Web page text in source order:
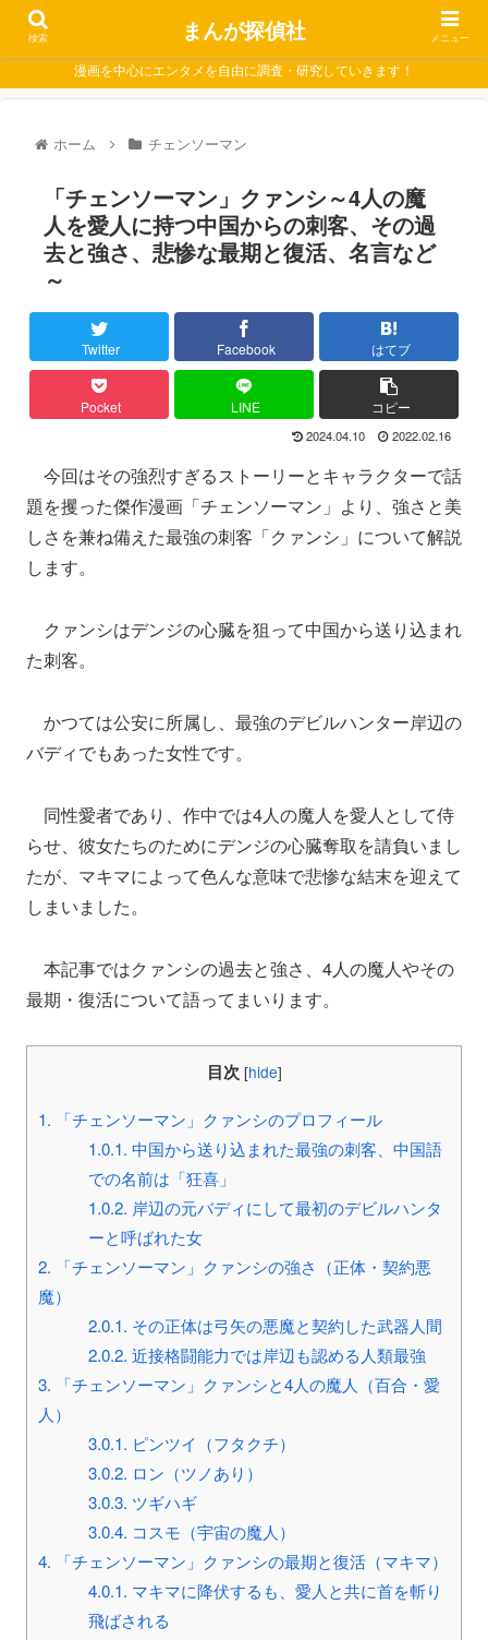
漫画を中心にエンタメを自由に調査・研究していきます！
ホーム チェンソーマン
「チェンソーマン」クァンシ～4人の魔
人を愛人に持つ中国からの刺客、その過
去と強さ、悲惨な最期と復活、名言など
～
Twitter Facebook はてブ
Pocket LINE コピー
2024.04.10 2022.02.16
今回はその強烈すぎるストーリーとキャラクターで話
題を攫った傑作漫画「チェンソーマン」より、強さと美
しさを兼ね備えた最強の刺客「クァンシ」について解説
します。
クァンシはデンジの心臓を狙って中国から送り込まれ
た刺客。
かつては公安に所属し、最強のデビルハンター岸辺の
バディでもあった女性です。
同性愛者であり、作中では4人の魔人を愛人として侍
らせ、彼女たちのためにデンジの心臓奪取を請負いまし
たが、マキマによって色んな意味で悲惨な結末を迎えて
しまいました。
本記事ではクァンシの過去と強さ、4人の魔人やその
最期・復活について語ってまいります。
目次 [hide]
1. 「チェンソーマン」クァンシのプロフィール
1.0.1. 中国から送り込まれた最強の刺客、中国語
での名前は「狂喜」
1.0.2. 岸辺の元バディにして最初のデビルハンタ
ーと呼ばれた女
2. 「チェンソーマン」クァンシの強さ（正体・契約悪
魔）
2.0.1. その正体は弓矢の悪魔と契約した武器人間
2.0.2. 近接格闘能力では岸辺も認める人類最強
3. 「チェンソーマン」クァンシと4人の魔人（百合・愛
人）
3.0.1. ピンツイ（フタクチ）
3.0.2. ロン（ツノあり）
3.0.3. ツギハギ
3.0.4. コスモ（宇宙の魔人）
4. 「チェンソーマン」クァンシの最期と復活（マキマ）
4.0.1. マキマに降伏するも、愛人と共に首を斬り
飛ばされる
検索 まんが探偵社 メニュー